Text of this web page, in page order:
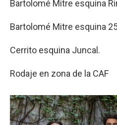
Bartolomé Mitre esquina
Bartolomé Mitre esquina
Cerrito esquina Juncal.
Rodaje en zona de la CAF